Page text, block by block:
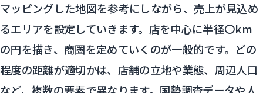
マッピングした地図を参考にしながら、売上が見込め
るエリアを設定していきます。店を中心に半径〇km
の円を描き、商圏を定めていくのが一般的です。どの
程度の距離が適切かは、店舗の立地や業態、周辺人口